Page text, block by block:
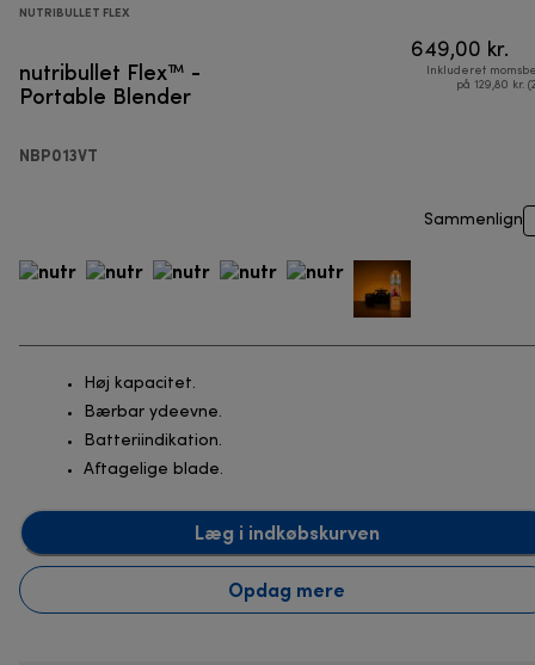
NUTRIBULLET FLEX
nutribullet Flex™ -
Portable Blender
NBP013VT
649,00 kr.
Inkluderet
på 129,80 kr.
Sammenlign
Høj kapacitet.
Bærbar ydeevne.
Batteriindikation.
Aftagelige blade.
Læg i indkøbskurven
Opdag mere